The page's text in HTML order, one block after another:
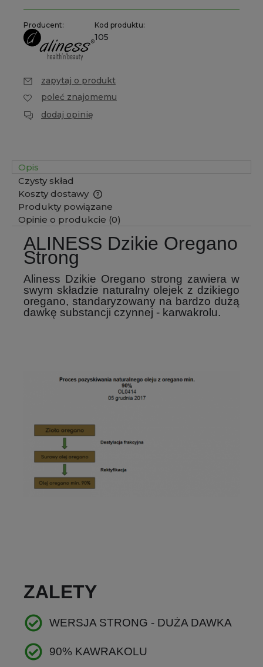
Producent: Kod produktu:
105
zapytaj o produkt
poleć znajomemu
dodaj opinię
Opis
Czysty skład
Koszty dostawy
Cena nie zawiera ewentualnych kosztów płatności
Produkty powiązane
Opinie o produkcie (0)
ALINESS Dzikie Oregano
Strong
Aliness Dzikie Oregano strong zawiera w
swym składzie naturalny olejek z dzikiego
oregano, standaryzowany na bardzo dużą
dawkę substancji czynnej - karwakrolu.
ZALETY
WERSJA STRONG - DUŻA DAWKA
90% KAWRAKOLU